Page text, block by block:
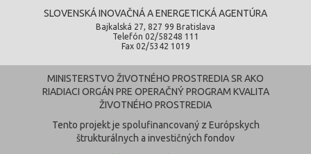
SLOVENSKÁ INOVAČNÁ A ENERGETICKÁ AGENTÚRA
Bajkalská 27, 827 99 Bratislava
Telefón 02/58248 111
Fax 02/5342 1019
MINISTERSTVO ŽIVOTNÉHO PROSTREDIA SR AKO
RIADIACI ORGÁN PRE OPERAČNÝ PROGRAM KVALITA
ŽIVOTNÉHO PROSTREDIA
Tento projekt je spolufinancovaný z Európskych
štrukturálnych a investičných fondov